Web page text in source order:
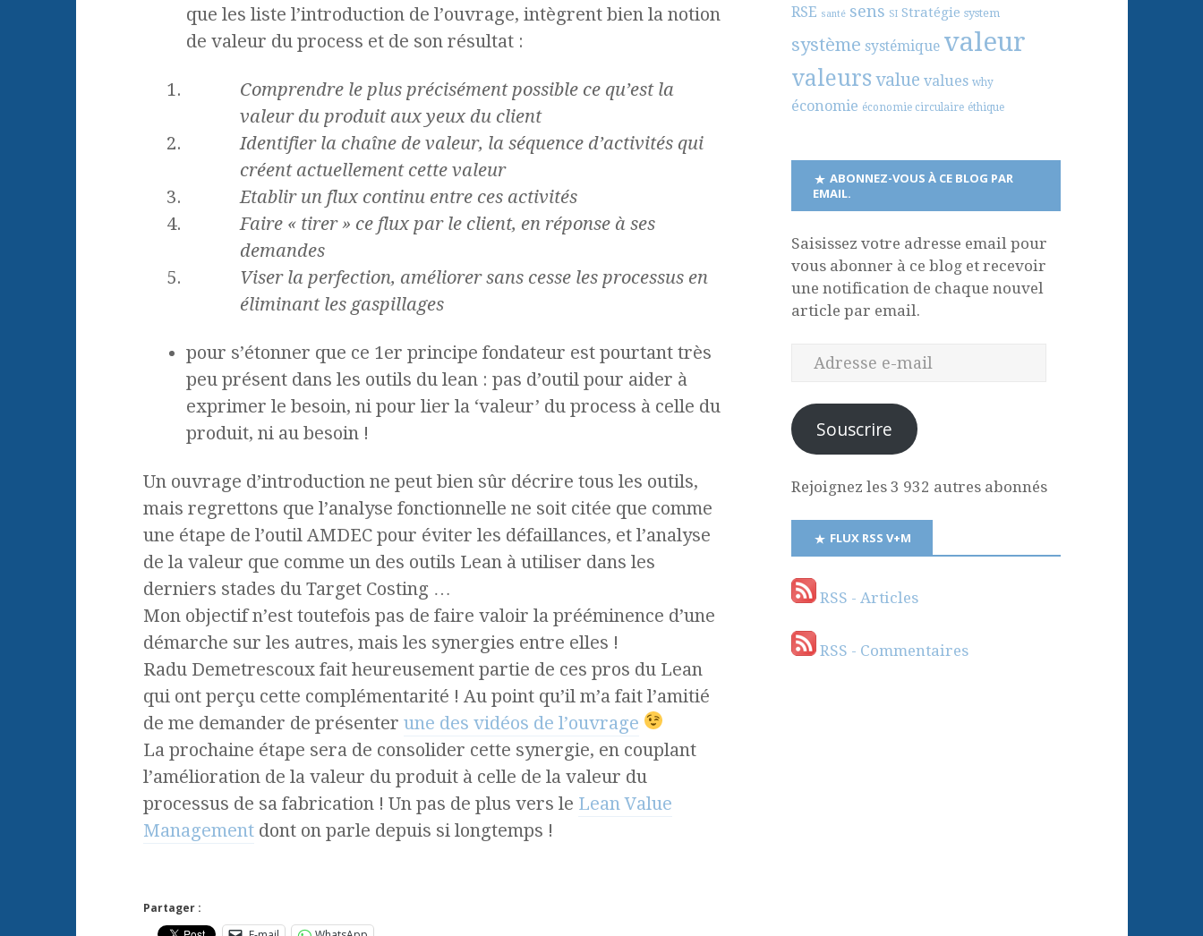
que les liste l’introduction de l’ouvrage, intègrent bien la notion
de valeur du process et de son résultat :
Comprendre le plus précisément possible ce qu’est la
valeur du produit aux yeux du client
Identifier la chaîne de valeur, la séquence d’activités qui
créent actuellement cette valeur
Etablir un flux continu entre ces activités
Faire « tirer » ce flux par le client, en réponse à ses
demandes
Viser la perfection, améliorer sans cesse les processus en
éliminant les gaspillages
pour s’étonner que ce 1er principe fondateur est pourtant très
peu présent dans les outils du lean : pas d’outil pour aider à
exprimer le besoin, ni pour lier la ‘valeur’ du process à celle du
produit, ni au besoin !
Un ouvrage d’introduction ne peut bien sûr décrire tous les outils,
mais regrettons que l’analyse fonctionnelle ne soit citée que comme
une étape de l’outil AMDEC pour éviter les défaillances, et l’analyse
de la valeur que comme un des outils Lean à utiliser dans les
derniers stades du Target Costing …
Mon objectif n’est toutefois pas de faire valoir la prééminence d’une
démarche sur les autres, mais les synergies entre elles !
Radu Demetrescoux fait heureusement partie de ces pros du Lean
qui ont perçu cette complémentarité ! Au point qu’il m’a fait l’amitié
de me demander de présenter une des vidéos de l’ouvrage
La prochaine étape sera de consolider cette synergie, en couplant
l’amélioration de la valeur du produit à celle de la valeur du
processus de sa fabrication ! Un pas de plus vers le Lean Value
Managementdont on parle depuis si longtemps !
Partager :
RSE santé sens SI Stratégie system
système systémique valeur
valeursvalue values why
économie économie circulaire éthique
ABONNEZ-VOUS À CE BLOG PAR
EMAIL.
Saisissez votre adresse email pour
vous abonner à ce blog et recevoir
une notification de chaque nouvel
article par email.
Souscrire
Rejoignez les 3 932 autres abonnés
FLUX RSS V+M
RSS - Articles
RSS - Commentaires